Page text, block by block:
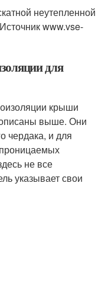
неутепленной
www.vse-
для
крыши
выше. Они
чердака, и для
не все
указывает свои